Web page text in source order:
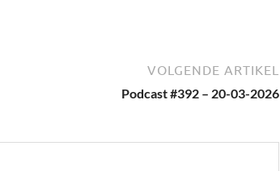
VOLGENDE ARTIKEL
Podcast #392 – 20-03-2026